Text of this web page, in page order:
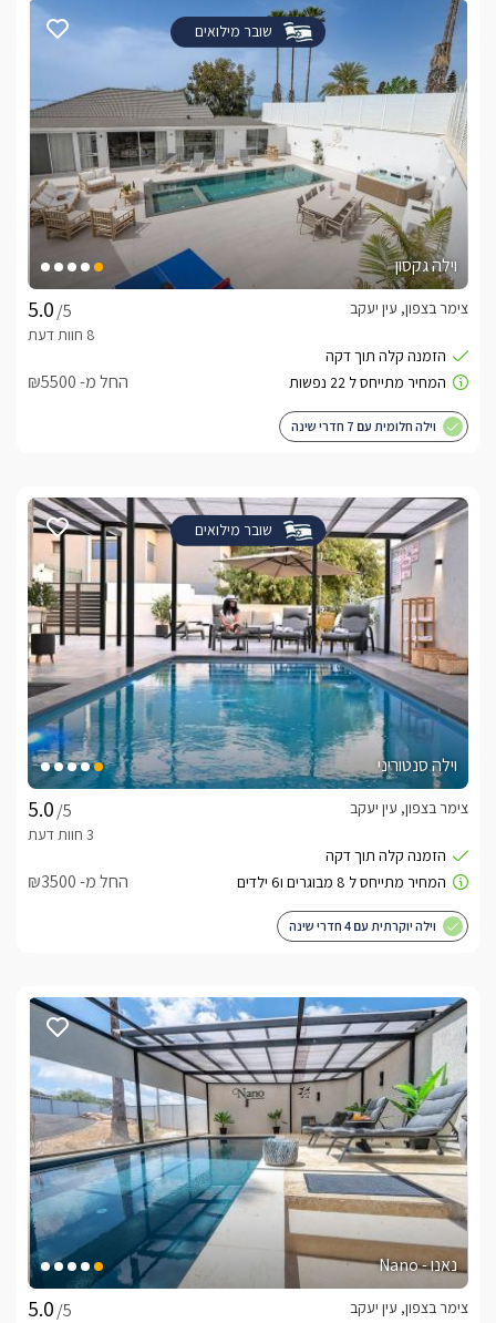
שובר מילואים
וילה גקסון
/5
צימר בצפון, עין יעקב
החל מ- ₪5500
וילה חלומית עם 7 חדרי שינה
שובר מילואים
וילה סנטוריני
/5
צימר בצפון, עין יעקב
החל מ- ₪3500
וילה יוקרתית עם 4 חדרי שינה
נאנו - Nano
/5
צימר בצפון, עין יעקב